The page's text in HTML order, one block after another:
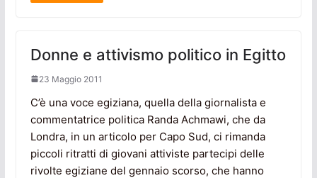
Donne e attivismo politico in Egitto
23 Maggio 2011
C’è una voce egiziana, quella della giornalista e
commentatrice politica Randa Achmawi, che da
Londra, in un articolo per Capo Sud, ci rimanda
piccoli ritratti di giovani attiviste partecipi delle
rivolte egiziane del gennaio scorso, che hanno